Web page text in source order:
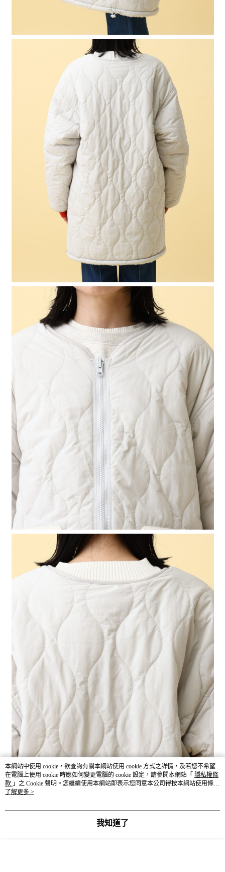
本網站中使用 cookie，欲查詢有關本網站使用 cookie 方式之詳情，及若您不希望
在電腦上使用 cookie 時應如何變更電腦的 cookie 設定，請參閱本網站「 隱私權條
款 」之 Cookie 聲明。您繼續使用本網站即表示您同意本公司得按本網站使用條款
之 Cookie 聲明使用 cookie。
了解更多 >
我知道了